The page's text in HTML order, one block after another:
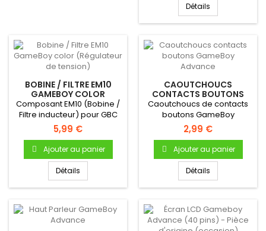
Détails
BOBINE / FILTRE EM10
GAMEBOY COLOR
(RÉGULATEUR DE
TENSION)
Composant EM10 (Bobine /
Filtre inducteur) pour GBC
5,99 €
Ajouter au panier
Détails
CAOUTCHOUCS
CONTACTS BOUTONS
GAMEBOY ADVANCE
Caoutchoucs de contacts
boutons GameBoy
AdvancePour Gameboy
Advance Bouton...
2,99 €
Ajouter au panier
Détails